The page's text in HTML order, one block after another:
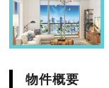
物件概要